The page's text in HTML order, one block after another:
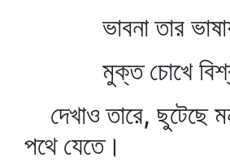
ভাবনা তার
মুক্ত চোখে
দেখাও তারে, ছুটেছে
পথে যেতে।